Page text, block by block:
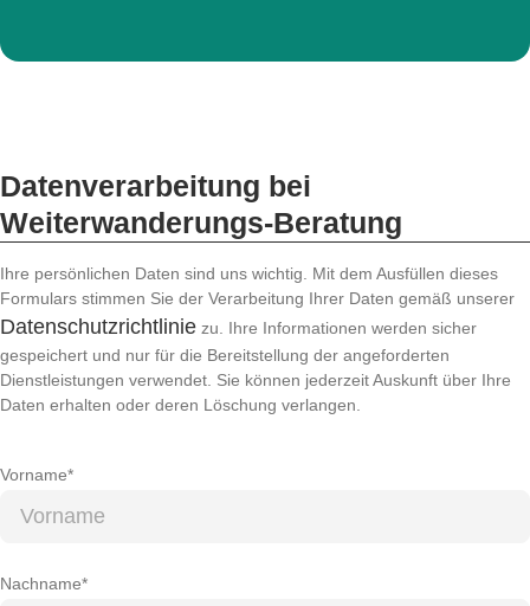
Datenverarbeitung bei
Weiterwanderungs-Beratung
Ihre persönlichen Daten sind uns wichtig. Mit dem Ausfüllen dieses
Formulars stimmen Sie der Verarbeitung Ihrer Daten gemäß unserer
Datenschutzrichtlinie zu. Ihre Informationen werden sicher
gespeichert und nur für die Bereitstellung der angeforderten
Dienstleistungen verwendet. Sie können jederzeit Auskunft über Ihre
Daten erhalten oder deren Löschung verlangen.
Vorname*
Nachname*